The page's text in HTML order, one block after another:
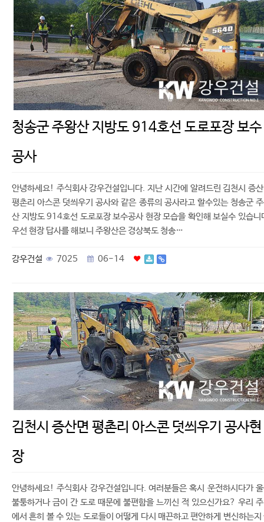
청송군 주왕산 지방도 914호선 도로포장 보수
공사
안녕하세요! 주식회사 강우건설입니다. 지난 시간에 알려드린 김천시 증
평촌리 아스콘 덧씌우기 공사와 같은 종류의 공사라고 할수있는 청송군
산 지방도 914호선 도로포장 보수공사 현장 모습을 확인해 보실수 있습니
우선 현장 답사를 해보니 주왕산은 경상북도 청송…
강우건설 7025 06-14
김천시 증산면 평촌리 아스콘 덧씌우기 공사현
장
안녕하세요! 주식회사 강우건설입니다. 여러분들은 혹시 운전하시다가
불퉁하거나 금이 간 도로 때문에 불편함을 느끼신 적 있으신가요? 우리
에서 흔히 볼 수 있는 도로들이 어떻게 다시 매끈하고 편안하게 변신하는지